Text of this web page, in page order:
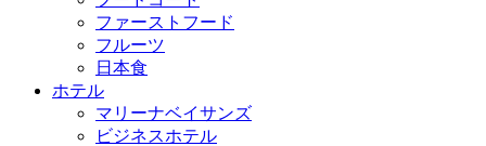
ファーストフード
フルーツ
日本食
ホテル
マリーナベイサンズ
ビジネスホテル